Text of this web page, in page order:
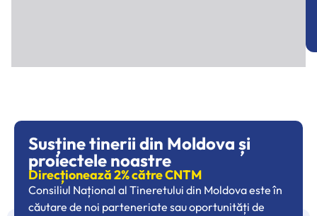
Susține tinerii din Moldova și
proiectele noastre
Direcționează 2% către CNTM
Consiliul Național al Tineretului din Moldova este în
căutare de noi parteneriate sau oportunități de